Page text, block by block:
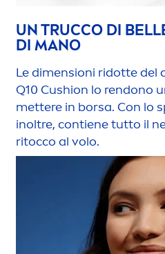
UN TRUCCO DI
DI MANO
Le dimensioni ridotte del
Q10 Cushion lo rendono
mettere in borsa. Con lo
inoltre, contiene tutto il
ritocco al volo.